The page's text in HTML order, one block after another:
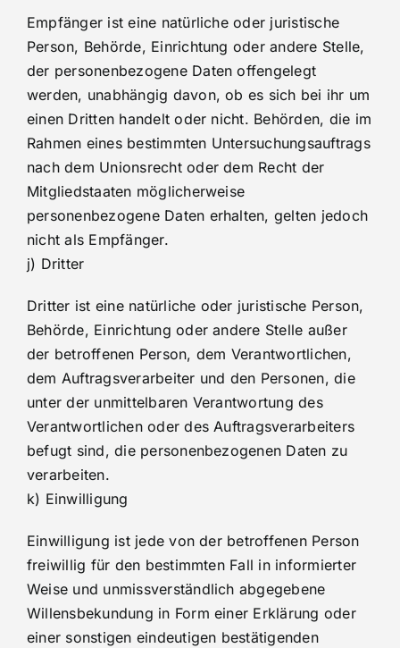
Empfänger ist eine natürliche oder juristische
Person, Behörde, Einrichtung oder andere Stelle,
der personenbezogene Daten offengelegt
werden, unabhängig davon, ob es sich bei ihr um
einen Dritten handelt oder nicht. Behörden, die im
Rahmen eines bestimmten Untersuchungsauftrags
nach dem Unionsrecht oder dem Recht der
Mitgliedstaaten möglicherweise
personenbezogene Daten erhalten, gelten jedoch
nicht als Empfänger.
j) Dritter
Dritter ist eine natürliche oder juristische Person,
Behörde, Einrichtung oder andere Stelle außer
der betroffenen Person, dem Verantwortlichen,
dem Auftragsverarbeiter und den Personen, die
unter der unmittelbaren Verantwortung des
Verantwortlichen oder des Auftragsverarbeiters
befugt sind, die personenbezogenen Daten zu
verarbeiten.
k) Einwilligung
Einwilligung ist jede von der betroffenen Person
freiwillig für den bestimmten Fall in informierter
Weise und unmissverständlich abgegebene
Willensbekundung in Form einer Erklärung oder
einer sonstigen eindeutigen bestätigenden